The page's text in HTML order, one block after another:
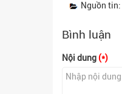
Nguồn tin:
Bình luận
Nội dung (*)